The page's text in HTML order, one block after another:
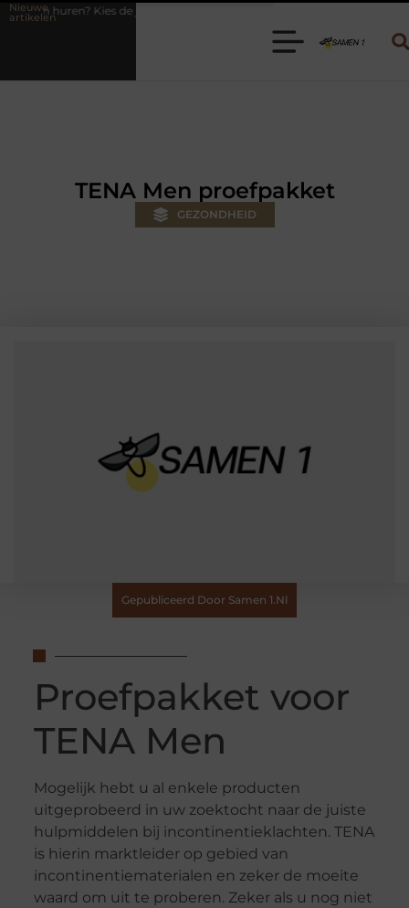
Nieuwe
artikelenaanhanger voor jouw klus
TENA Men proefpakket
GEZONDHEID
Gepubliceerd Door Samen 1.nl
Proefpakket voor
TENA Men
Mogelijk hebt u al enkele producten
uitgeprobeerd in uw zoektocht naar de juiste
hulpmiddelen bij incontinentieklachten. TENA
is hierin marktleider op gebied van
incontinentiematerialen en zeker de moeite
waard om uit te proberen. Zeker als u nog niet